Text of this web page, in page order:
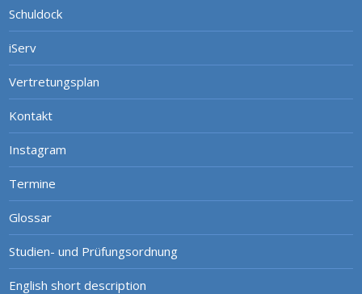
Schuldock
iServ
Vertretungsplan
Kontakt
Instagram
Termine
Glossar
Studien- und Prüfungsordnung
English short description